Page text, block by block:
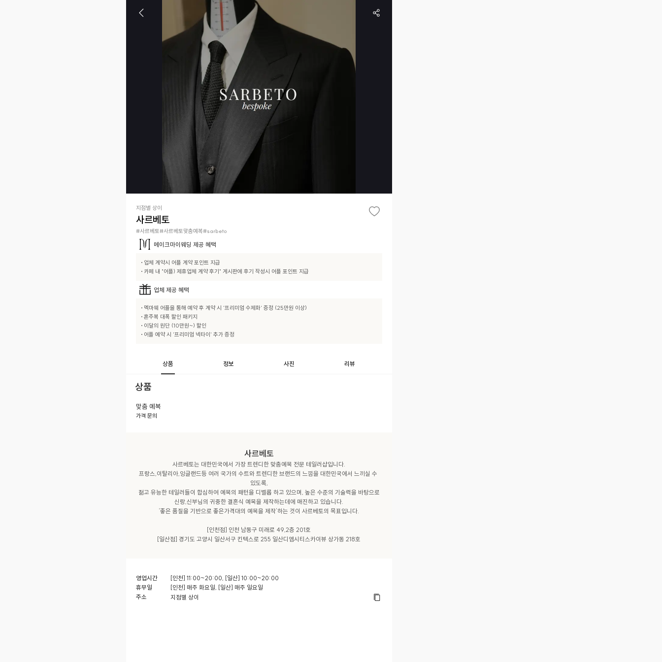
지점별 상이
사르베토
#사르베토#사르베토맞춤예복#sarbeto
메이크마이웨딩 제공 혜택
• 업체 계약시 어플 계약 포인트 지급
• 카페 내 "어플) 제휴업체 계약 후기" 게시판에 후기 작성시 어플 포인트 지급
업체 제공 혜택
• 멕마웨 어플을 통해 예약 후 계약 시 '프리미엄 수제화' 증정 (25만원 이상)
• 혼주복 대폭 할인 패키지
• 이달의 원단 (10만원~) 할인
• 어플 예약 시 '프리미엄 넥타이' 추가 증정
상품 정보 사진 리뷰
상품
맞춤 예복
가격 문의
사르베토
사르베토는 대한민국에서 가장 트렌디한 맞춤예복 전문 테일러샵입니다.
프랑스,이탈리아,잉글랜드등 여러 국가의 수트와 트렌디한 브랜드의 느낌을 대한민국에서 느끼실 수
있도록,
젊고 유능한 테일러들이 합심하여 예복의 패턴을 디벨롭 하고 있으며, 높은 수준의 기술력을 바탕으로
신랑,신부님의 귀중한 결혼식 예복을 제작하는데에 매진하고 있습니다.
‘좋은 품질을 기반으로 좋은가격대의 예복을 제작’하는 것이 사르베토의 목표입니다.
[인천점] 인천 남동구 미래로 49,2층 201호
[일산점] 경기도 고양시 일산서구 킨텍스로 255 일산디엠시티스카이뷰 상가동 218호
영업시간
[인천] 11:00~20:00, [일산] 10:00~20:00
휴무일
[인천] 매주 화요일, [일산] 매주 일요일
주소
지점별 상이